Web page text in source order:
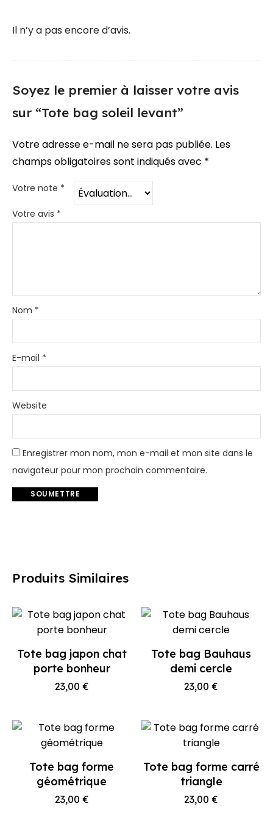
Il n’y a pas encore d’avis.
Soyez le premier à laisser votre avis
sur “Tote bag soleil levant”
Votre adresse e-mail ne sera pas publiée. Les
champs obligatoires sont indiqués avec *
Votre note *
Votre avis *
Nom *
E-mail *
Website
Enregistrer mon nom, mon e-mail et mon site dans le
navigateur pour mon prochain commentaire.
Produits Similaires
Tote bag japon chat
porte bonheur
23,00 €
Tote bag Bauhaus
demi cercle
23,00€
Tote bag forme
géométrique
23,00 €
Tote bag forme carré
triangle
23,00€